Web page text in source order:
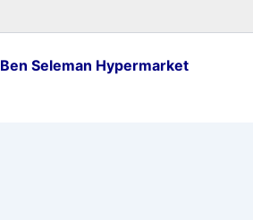
Ben Seleman Hypermarket